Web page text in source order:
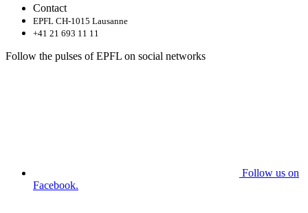
Contact
EPFL CH-1015 Lausanne
+41 21 693 11 11
Follow the pulses of EPFL on social networks
Follow us on
Facebook.